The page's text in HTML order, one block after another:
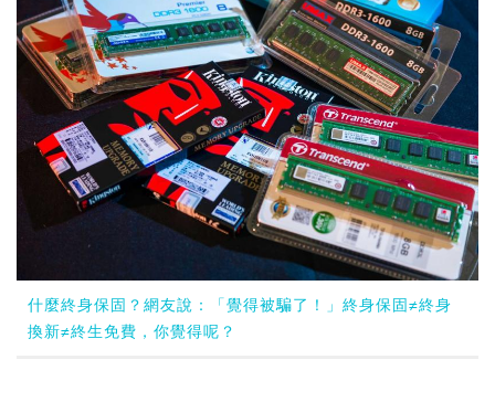
什麼終身保固？網友說：「覺得被騙了！」終身保固≠終身
換新≠終生免費，你覺得呢？